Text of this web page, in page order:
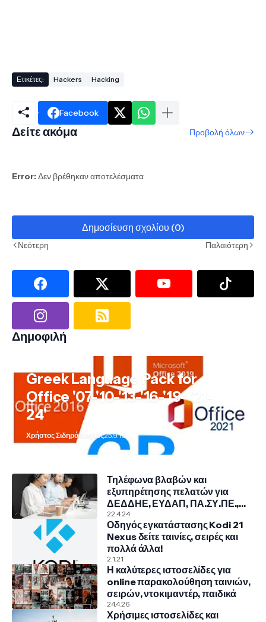
Ετικέτες: Hackers Hacking
Facebook
Δείτε ακόμα Προβολή όλων
Error:Δεν βρέθηκαν αποτελέσματα
Δημοσίευση σχολίου (0)
Νεότερη Παλαιότερη
Δημοφιλή
Greek Language Pack for
Office '07-'10-'13-'16-'19- '21-
24'
Χρήστος Σιδηρόπουλος25.9.10
Τηλέφωνα βλαβών και
εξυπηρέτησης πελατών για
ΔΕΔΔΗΕ, ΕΥΔΑΠ, ΠΑ.ΣΥ.ΠΕ.,
COSMOTE, NOVA, VODAFONE
22.4.24
Οδηγός εγκατάστασης Kodi 21
Nexus δείτε ταινίες, σειρές και
πολλά άλλα!
2.1.21
Η καλύτερες ιστοσελίδες για
online παρακολούθηση ταινιών,
σειρών, ντοκιμαντέρ, παιδικά
24.4.26
Χρήσιμες ιστοσελίδες και